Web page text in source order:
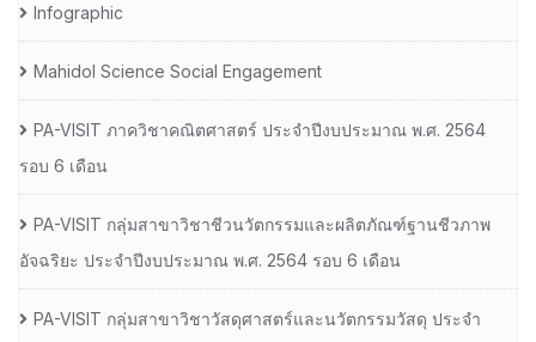
Infographic
Mahidol Science Social Engagement
PA-VISIT ภาควิชาคณิตศาสตร์ ประจำปีงบประมาณ พ.ศ. 2564
รอบ 6 เดือน
PA-VISIT กลุ่มสาขาวิชาชีวนวัตกรรมและผลิตภัณฑ์ฐานชีวภาพ
อัจฉริยะ ประจำปีงบประมาณ พ.ศ. 2564 รอบ 6 เดือน
PA-VISIT กลุ่มสาขาวิชาวัสดุศาสตร์และนวัตกรรมวัสดุ ประจำ